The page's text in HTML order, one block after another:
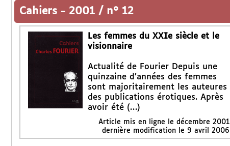
Cahiers - 2001 / n° 12
Les femmes du XXIe siècle et le
visionnaire
Actualité de Fourier Depuis une
quinzaine d’années des femmes
sont majoritairement les auteures
des publications érotiques. Après
avoir été (…)
Article mis en ligne le décembre 2001
dernière modification le 9 avril 2006